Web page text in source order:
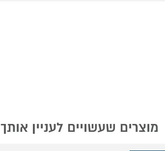
מוצרים שעשויים לעניין אותך